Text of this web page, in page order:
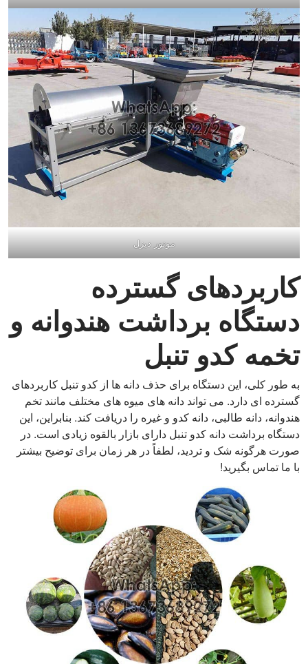
موتور دیزل
کاربردهای گسترده
دستگاه برداشت هندوانه و
تخمه کدو تنبل
به طور کلی، این دستگاه برای حذف دانه ها از کدو تنبل کاربردهای
گسترده ای دارد. می تواند دانه های میوه های مختلف مانند تخم
هندوانه، دانه طالبی، دانه کدو و غیره را دریافت کند. بنابراین، این
دستگاه برداشت دانه کدو تنبل دارای بازار بالقوه زیادی است. در
صورت هرگونه شک و تردید، لطفاً در هر زمان برای توضیح بیشتر
با ما تماس بگیرید!